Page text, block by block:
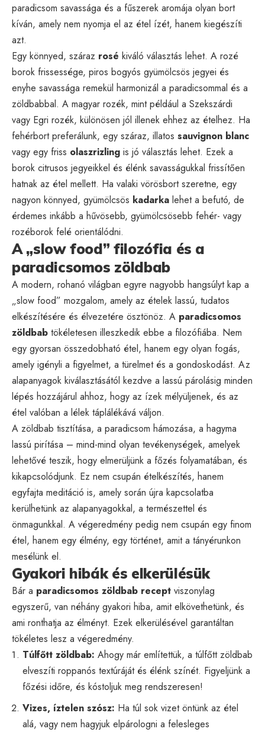
paradicsom savassága és a fűszerek aromája olyan bort
kíván, amely nem nyomja el az étel ízét, hanem kiegészíti
azt.
Egy könnyed, száraz rosé kiváló választás lehet. A rozé
borok frissessége, piros bogyós gyümölcsös jegyei és
enyhe savassága remekül harmonizál a paradicsommal és a
zöldbabbal. A magyar rozék, mint például a Szekszárdi
vagy Egri rozék, különösen jól illenek ehhez az ételhez. Ha
fehérbort preferálunk, egy száraz, illatos sauvignon blanc
vagy egy friss olaszrizling is jó választás lehet. Ezek a
borok citrusos jegyeikkel és élénk savasságukkal frissítően
hatnak az étel mellett. Ha valaki vörösbort szeretne, egy
nagyon könnyed, gyümölcsös kadarka lehet a befutó, de
érdemes inkább a hűvösebb, gyümölcsösebb fehér- vagy
rozéborok felé orientálódni.
A „slow food” filozófia és a
paradicsomos zöldbab
A modern, rohanó világban egyre nagyobb hangsúlyt kap a
„slow food” mozgalom, amely az ételek lassú, tudatos
elkészítésére és élvezetére ösztönöz. A paradicsomos
zöldbab tökéletesen illeszkedik ebbe a filozófiába. Nem
egy gyorsan összedobható étel, hanem egy olyan fogás,
amely igényli a figyelmet, a türelmet és a gondoskodást. Az
alapanyagok kiválasztásától kezdve a lassú párolásig minden
lépés hozzájárul ahhoz, hogy az ízek mélyüljenek, és az
étel valóban a lélek táplálékává váljon.
A zöldbab tisztítása, a paradicsom hámozása, a hagyma
lassú pirítása – mind-mind olyan tevékenységek, amelyek
lehetővé teszik, hogy elmerüljünk a főzés folyamatában, és
kikapcsolódjunk. Ez nem csupán ételkészítés, hanem
egyfajta meditáció is, amely során újra kapcsolatba
kerülhetünk az alapanyagokkal, a természettel és
önmagunkkal. A végeredmény pedig nem csupán egy finom
étel, hanem egy élmény, egy történet, amit a tányérunkon
mesélünk el.
Gyakori hibák és elkerülésük
Bár a paradicsomos zöldbab recept viszonylag
egyszerű, van néhány gyakori hiba, amit elkövethetünk, és
ami ronthatja az élményt. Ezek elkerülésével garantáltan
tökéletes lesz a végeredmény.
Túlfőtt zöldbab: Ahogy már említettük, a túlfőtt zöldbab
elveszíti roppanós textúráját és élénk színét. Figyeljünk a
főzési időre, és kóstoljuk meg rendszeresen!
Vizes, íztelen szósz: Ha túl sok vizet öntünk az étel
alá, vagy nem hagyjuk elpárologni a felesleges